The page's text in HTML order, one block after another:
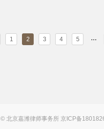
1 2 3 4 5 ...
© 北京嘉潍律师事务所 京ICP备